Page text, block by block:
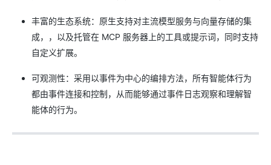
丰富的生态系统：原生支持对主流模型服务与向量存储的集
成，，以及托管在 MCP 服务器上的工具或提示词，同时支持
自定义扩展。
可观测性：采用以事件为中心的编排方法，所有智能体行为
都由事件连接和控制，从而能够通过事件日志观察和理解智
能体的行为。